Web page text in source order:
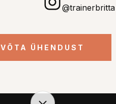
@trainerbritta
VÕTA ÜHENDUST